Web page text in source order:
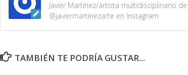
Javier Martínez/artista multidisciplinario
@javiermartinezarte en Instagram
TAMBIÉN TE PODRÍA GUSTAR...